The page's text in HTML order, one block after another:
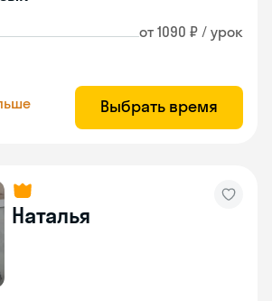
от 1090 ₽ / урок
Выбрать время
Наталья